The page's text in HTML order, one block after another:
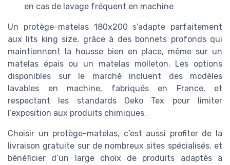
en cas de lavage fréquent en machine
Un protège-matelas 180x200 s’adapte parfaitement
aux lits king size, grâce à des bonnets profonds qui
maintiennent la housse bien en place, même sur un
matelas épais ou un matelas molleton. Les options
disponibles sur le marché incluent des modèles
lavables en machine, fabriqués en France, et
respectant les standards Oeko Tex pour limiter
l’exposition aux produits chimiques.
Choisir un protège-matelas, c’est aussi profiter de la
livraison gratuite sur de nombreux sites spécialisés, et
bénéficier d’un large choix de produits adaptés à